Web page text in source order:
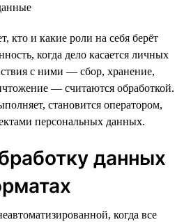
кто и какие роли на себя берёт
когда дело касается личных
с ними — сбор, хранение,
— считаются обработкой.
становится оператором,
персональных данных.
данных
когда все